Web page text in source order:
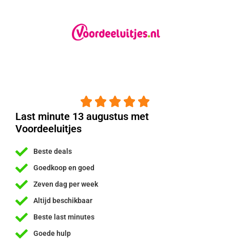
    
Last minute 13 augustus met
Voordeeluitjes
Beste deals
Goedkoop en goed
Zeven dag per week
Altijd beschikbaar
Beste last minutes
Goede hulp